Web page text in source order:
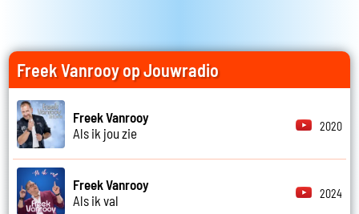
Freek Vanrooy op Jouwradio
Freek Vanrooy
Als ik jou zie
2020
Freek Vanrooy
Als ik val
2024